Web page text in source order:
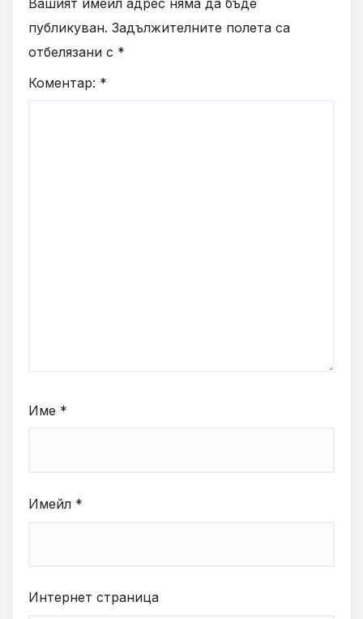
Вашият имейл адрес няма да бъде
публикуван. Задължителните полета са
отбелязани с *
Коментар: *
Име *
Имейл *
Интернет страница